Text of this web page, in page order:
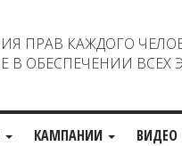
КАЖДОГО
ОБЕСПЕЧЕНИИ ВСЕХ
КАМПАНИИ ВИДЕО